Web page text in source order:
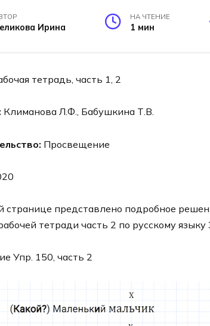
Ирина
НА ЧТЕНИЕ
1 мин
тетрадь, часть 1, 2
Климанова Л.Ф., Бабушкина Т.В.
Просвещение
странице представлено подробное
тетради часть 2 по русскому
Упр. 150, часть 2